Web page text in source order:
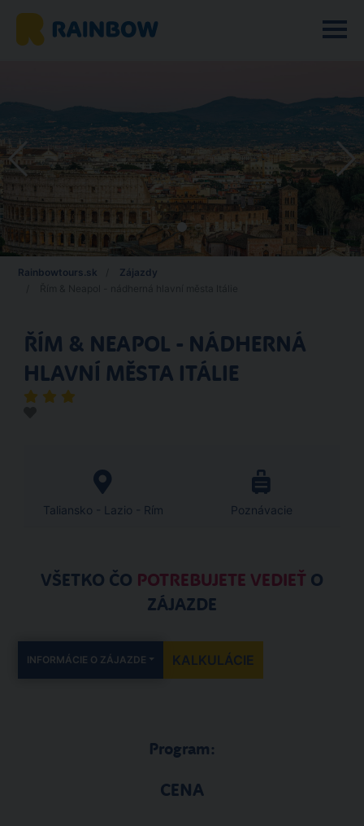
Rainbowtours.sk
Zájazdy
ŘÍM & NEAPOL - NÁDHERNÁ
HLAVNÍ MĚSTA ITÁLIE
Taliansko - Lazio - Rím Poznávacie
VŠETKO ČO POTREBUJETE VEDIEŤ O
ZÁJAZDE
INFORMÁCIE O ZÁJAZDE KALKULÁCIE
Program:
CENA